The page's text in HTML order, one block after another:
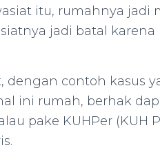
itu, rumahnya jadi
jadi batal karena
dengan contoh kasus
ini rumah, berhak
pake KUHPer (KUH